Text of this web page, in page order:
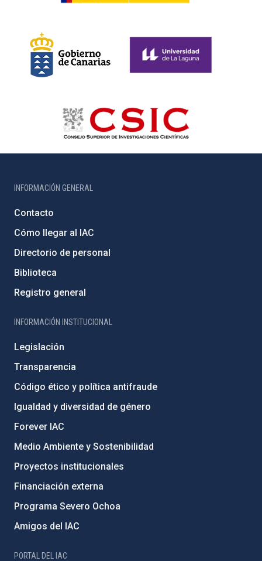
INFORMACIÓN GENERAL
Contacto
Cómo llegar al IAC
Directorio de personal
Biblioteca
Registro general
INFORMACIÓN INSTITUCIONAL
Legislación
Transparencia
Código ético y política antifraude
Igualdad y diversidad de género
Forever IAC
Medio Ambiente y Sostenibilidad
Proyectos institucionales
Financiación externa
Programa Severo Ochoa
Amigos del IAC
PORTAL DEL IAC